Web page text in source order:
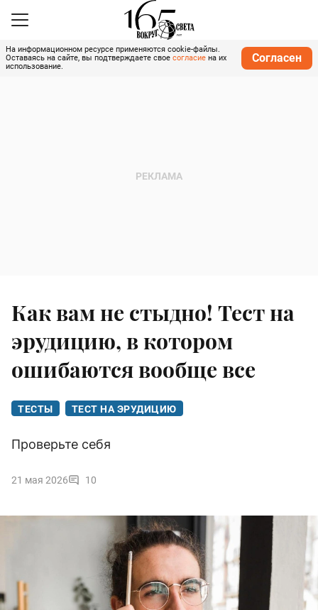
На информационном ресурсе применяются cookie-файлы.
Оставаясь на сайте, вы подтверждаете свое согласие на их
использование.
Согласен
Как вам не стыдно! Тест на
эрудицию, в котором
ошибаются вообще все
ТЕСТЫ ТЕСТ НА ЭРУДИЦИЮ
Проверьте себя
21 мая 2026 10